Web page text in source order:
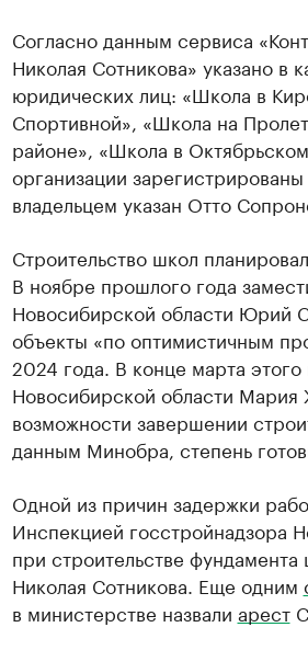
Согласно данным сервиса
Николая Сотникова» указано в
юридических лиц: «Школа в
Спортивной», «Школа на
районе», «Школа в
организации
владельцем указан Отто
Строительство школ
В ноябре прошлого года
Новосибирской области Юрий
объекты «по оптимистичным
2024 года. В конце марта
Новосибирской области Мария
возможности завершении
данным Минобра, степень
Одной из причин задержки
Инспекцией госстройнадзора
при строительстве
Николая Сотникова. Еще одним
в министерстве назвали арест